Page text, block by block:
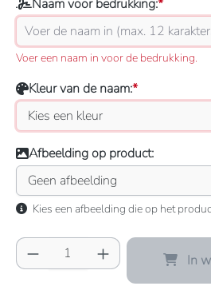
Naam voor bedrukking:*
Voer een naam in voor de bedrukking.
Kleur van de naam:*
Afbeelding op product:
Kies een afbeelding die op het
Producthoeveelheid: In